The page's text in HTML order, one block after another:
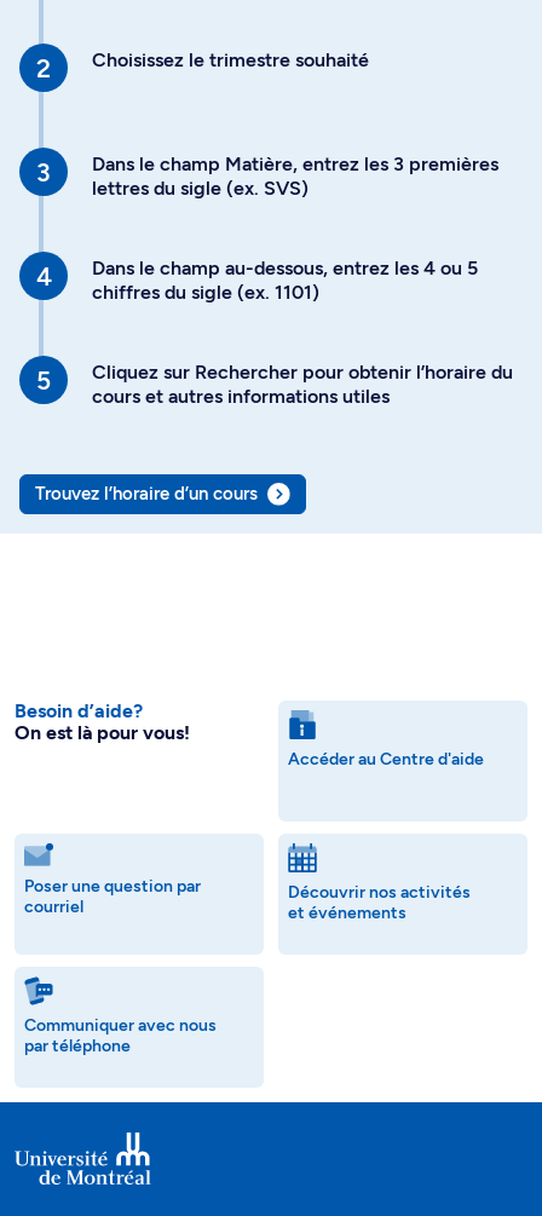
Choisissez le trimestre souhaité
Dans le champ Matière, entrez les 3 premières
lettres du sigle (ex. SVS)
Dans le champ au-dessous, entrez les 4 ou 5
chiffres du sigle (ex. 1101)
Cliquez sur Rechercher pour obtenir l’horaire du
cours et autres informations utiles
Trouvez l’horaire d’un cours
Besoin d’aide?
On est là pour vous!
Accéder au Centre d'aide
Poser une question par
courriel
Découvrir nos activités
et événements
Communiquer avec nous
par téléphone